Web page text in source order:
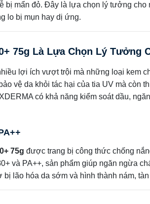
bị mẩn đỏ. Đây là lựa chọn lý tưởng cho
lo bị mụn hay dị ứng.
75g Là Lựa Chọn Lý Tưởng
lợi ích vượt trội mà những loại kem
vệ da khỏi tác hại của tia UV mà còn
có khả năng kiểm soát dầu,
75g được trang bị công thức chống
và PA++, sản phẩm giúp ngăn ngừa
lão hóa da sớm và hình thành nám,